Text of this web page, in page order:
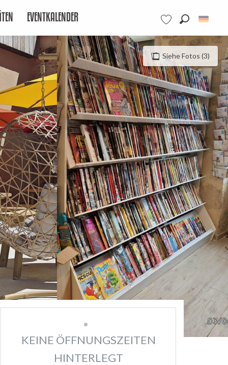
Voir les favoris
EVENTKALENDER
Siehe Fotos (3)
KEINE ÖFFNUNGSZEITEN
HINTERLEGT